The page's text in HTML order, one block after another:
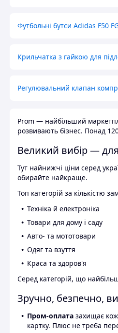
Футбольні бутси Adidas F50
Крильчатка з гайкою для
Регулювальний клапан
Prom — найбільший
розвивають бізнес. Понад
Великий вибір —
Тут найнижчі ціни серед
обирайте найкраще.
Топ категорій за кількістю
Техніка й електроніка
Товари для дому і саду
Авто- та мототовари
Одяг та взуття
Краса та здоров'я
Серед категорій, що
Зручно, безпечно,
Пром-оплата захищає
картку. Плюс не треба